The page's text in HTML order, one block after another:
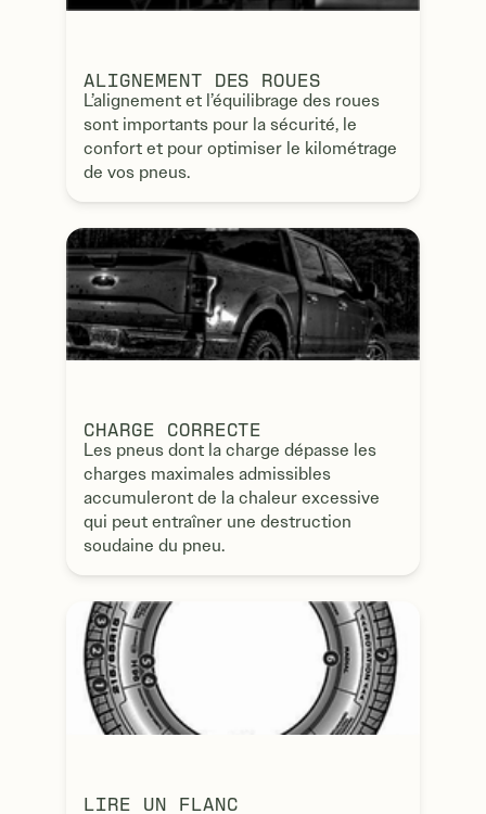
ALIGNEMENT DES ROUES
L’alignement et l’équilibrage des roues
sont importants pour la sécurité, le
confort et pour optimiser le kilométrage
de vos pneus.
CHARGE CORRECTE
Les pneus dont la charge dépasse les
charges maximales admissibles
accumuleront de la chaleur excessive
qui peut entraîner une destruction
soudaine du pneu.
LIRE UN FLANC